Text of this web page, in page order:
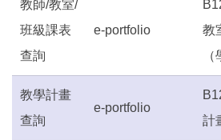
教師/教室/
班級課表
查詢
e-portfolio
教
教學計畫
查詢
e-portfolio
計